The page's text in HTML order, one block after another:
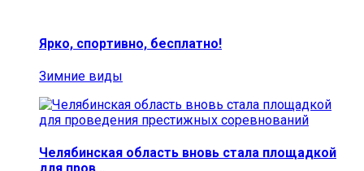
Ярко, спортивно, бесплатно!
Зимние виды
Челябинская область вновь стала площадкой